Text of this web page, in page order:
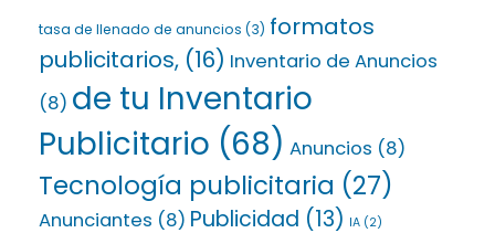
tasa de llenado de anuncios (3) formatos
publicitarios, (16) Inventario de Anuncios
(8) de tu Inventario
Publicitario (68) Anuncios (8)
Tecnología publicitaria (27)
Anunciantes (8) Publicidad (13) IA (2)